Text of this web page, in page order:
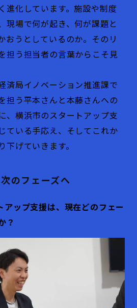
進化しています。施設や制度
現場で何が起き、何が課題と
おうとしているのか。そのリ
担う担当者の言葉からこそ見
済局イノベーション推進課で
担う平本さんと本藤さんへの
、横浜市のスタートアップ支
ている手応え、そしてこれか
下げていきます。
のフェーズへ
アップ支援は、現在どのフェー
？